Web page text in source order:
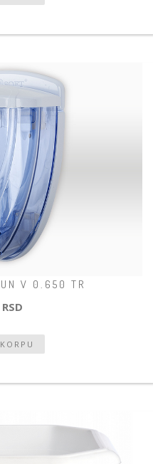
V 0.650 TR